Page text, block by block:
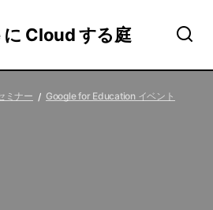
Cloud する庭
2020
ミナー Google for Education イベント